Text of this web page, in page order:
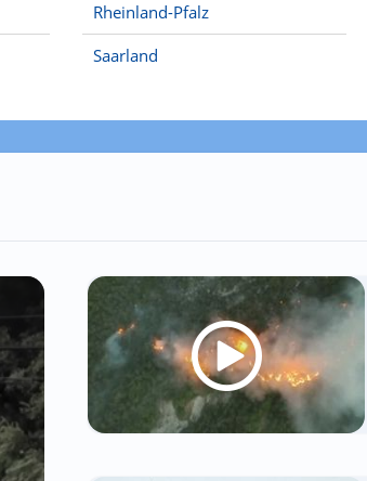
Rheinland-Pfalz
Saarland